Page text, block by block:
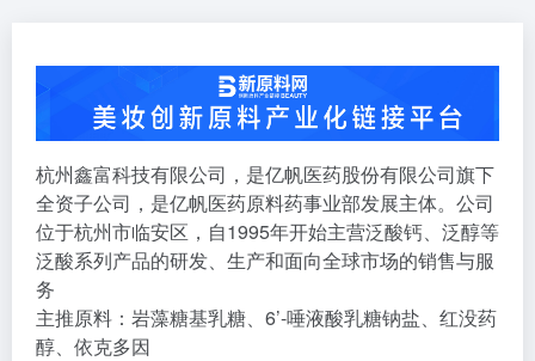
杭州鑫富科技有限公司，是亿帆医药股份有限公司旗下
全资子公司，是亿帆医药原料药事业部发展主体。公司
位于杭州市临安区，自1995年开始主营泛酸钙、泛醇等
泛酸系列产品的研发、生产和面向全球市场的销售与服
务
主推原料：岩藻糖基乳糖、6’-唾液酸乳糖钠盐、红没药
醇、依克多因